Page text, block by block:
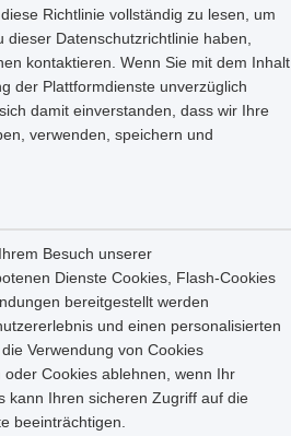
Richtlinie vollständig zu lesen, um
Datenschutzrichtlinie haben,
kontaktieren. Wenn Sie mit dem Inhalt
der Plattformdienste unverzüglich
damit einverstanden, dass wir Ihre
verwenden, speichern und
Besuch unserer
Dienste Cookies, Flash-Cookies
bereitgestellt werden
und einen personalisierten
Verwendung von Cookies
Cookies ablehnen, wenn Ihr
kann Ihren sicheren Zugriff auf die
beeinträchtigen.